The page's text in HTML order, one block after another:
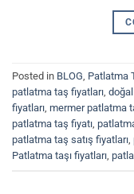
Posted in BLOG, Patlatma
patlatma taş fiyatları,
fiyatları, mermer patlatma
patlatma taş fiyatı,
patlatma taş satış fiyatları,
Patlatma taşı fiyatları,